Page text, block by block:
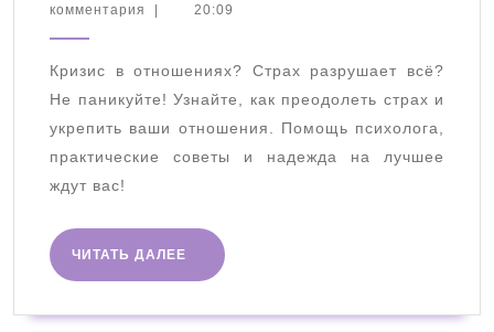
страха
ноября
комментария
20:09
Кризис в отношениях? Страх разрушает всё?
Не паникуйте! Узнайте, как преодолеть страх и
укрепить ваши отношения. Помощь психолога,
практические советы и надежда на лучшее
ждут вас!
ЧИТАТЬ ДАЛЕЕ
ЧИТАТЬ
ДАЛЕЕ